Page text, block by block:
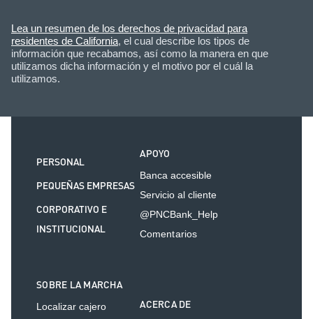
Lea un resumen de los derechos de privacidad para
residentes de California, el cual describe los tipos de
información que recabamos, así como la manera en que
utilizamos dicha información y el motivo por el cuál la
utilizamos.
PERSONAL
PEQUEÑAS EMPRESAS
CORPORATIVO E
INSTITUCIONAL
APOYO
Banca accesible
Servicio al cliente
@PNCBank_Help
Comentarios
SOBRE LA MARCHA
Localizar cajero
ACERCA DE